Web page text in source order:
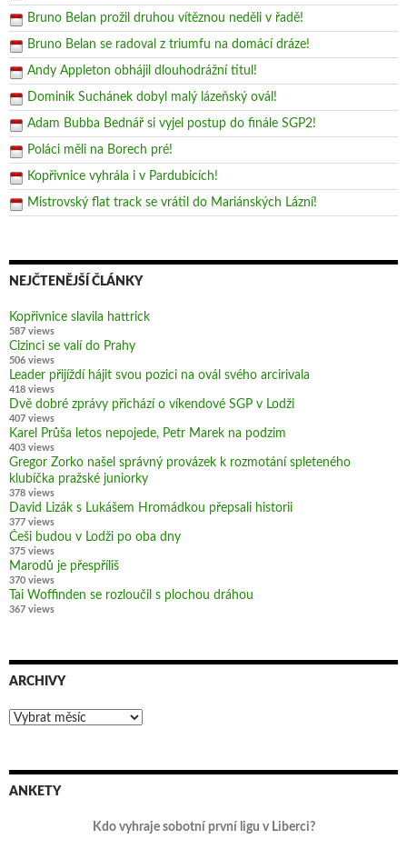
Bruno Belan prožil druhou vítěznou neděli v řadě!
Bruno Belan se radoval z triumfu na domácí dráze!
Andy Appleton obhájil dlouhodrážní titul!
Dominik Suchánek dobyl malý lázeňský ovál!
Adam Bubba Bednář si vyjel postup do finále SGP2!
Poláci měli na Borech pré!
Kopřivnice vyhrála i v Pardubicích!
Mistrovský flat track se vrátil do Mariánských Lázní!
NEJČTENĚJŠÍ ČLÁNKY
Kopřivnice slavila hattrick
587 views
Cizinci se valí do Prahy
506 views
Leader přijíždí hájit svou pozici na ovál svého arcirivala
418 views
Dvě dobré zprávy přichází o víkendové SGP v Lodži
407 views
Karel Průša letos nepojede, Petr Marek na podzim
403 views
Gregor Zorko našel správný provázek k rozmotání spleteného
klubíčka pražské juniorky
378 views
David Lizák s Lukášem Hromádkou přepsali historii
377 views
Češi budou v Lodži po oba dny
375 views
Marodů je přespříliš
370 views
Tai Woffinden se rozloučil s plochou dráhou
367 views
ARCHIVY
Archivy
ANKETY
Kdo vyhraje sobotní první ligu v Liberci?